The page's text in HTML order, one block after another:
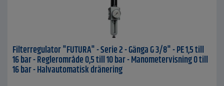
Filterregulator "FUTURA" - Serie 2 - Gänga G 3/8" - PE 1,5 till
16 bar - Reglerområde 0,5 till 10 bar - Manometervisning 0 till
16 bar - Halvautomatisk dränering